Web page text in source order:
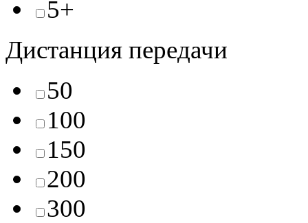
5+
Дистанция передачи
50
100
150
200
300